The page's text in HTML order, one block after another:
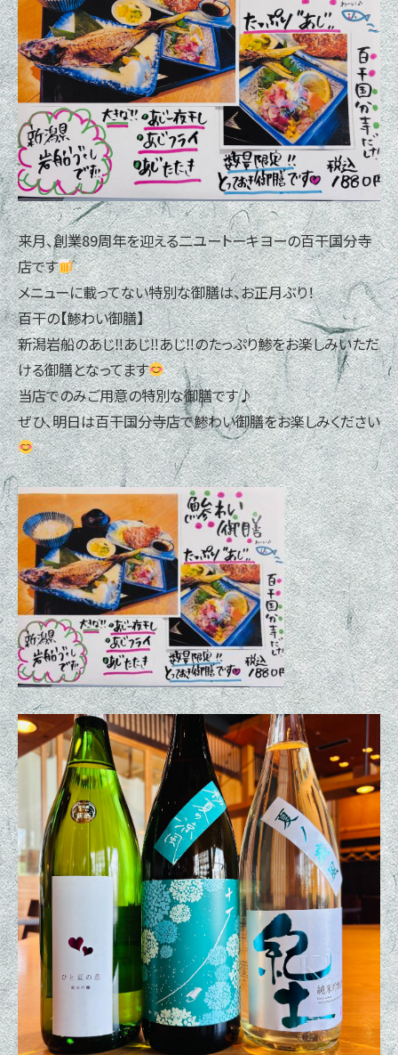
来月、創業89周年を迎える二ユートーキヨーの百干国分寺
店です
メニューに載ってない特別な御膳は、お正月ぶり！
百干の【鯵わい御膳】
新潟岩船のあじ‼あじ‼あじ‼のたっぷり鯵をお楽しみいただ
ける御膳となってます
当店でのみご用意の特別な御膳です♪
ぜひ、明日は百干国分寺店で鯵わい御膳をお楽しみください